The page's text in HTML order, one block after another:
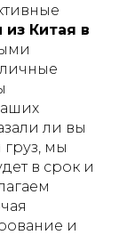
Китая в
ли вы
мы
в срок и
и